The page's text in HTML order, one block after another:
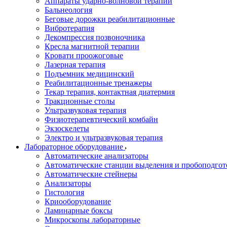
Бальнеология
Беговые дорожки реабилитационные
Вибротерапия
Декомпрессия позвоночника
Кресла магнитной терапии
Кровати проожоговые
Лазерная терапия
Подъемник медицинский
Реабилитационные тренажеры
Текар терапия, контактная диатермия
Тракционные столы
Ультразвуковая терапия
Физиотерапевтический комбайн
Экзоскелеты
Электро и ультразвуковая терапия
Лабораторное оборудование
Автоматические анализаторы
Автоматические станции выделения и
Автоматические стейнеры
Анализаторы
Гистология
Криооборудование
Ламинарные боксы
Микроскопы лабораторные